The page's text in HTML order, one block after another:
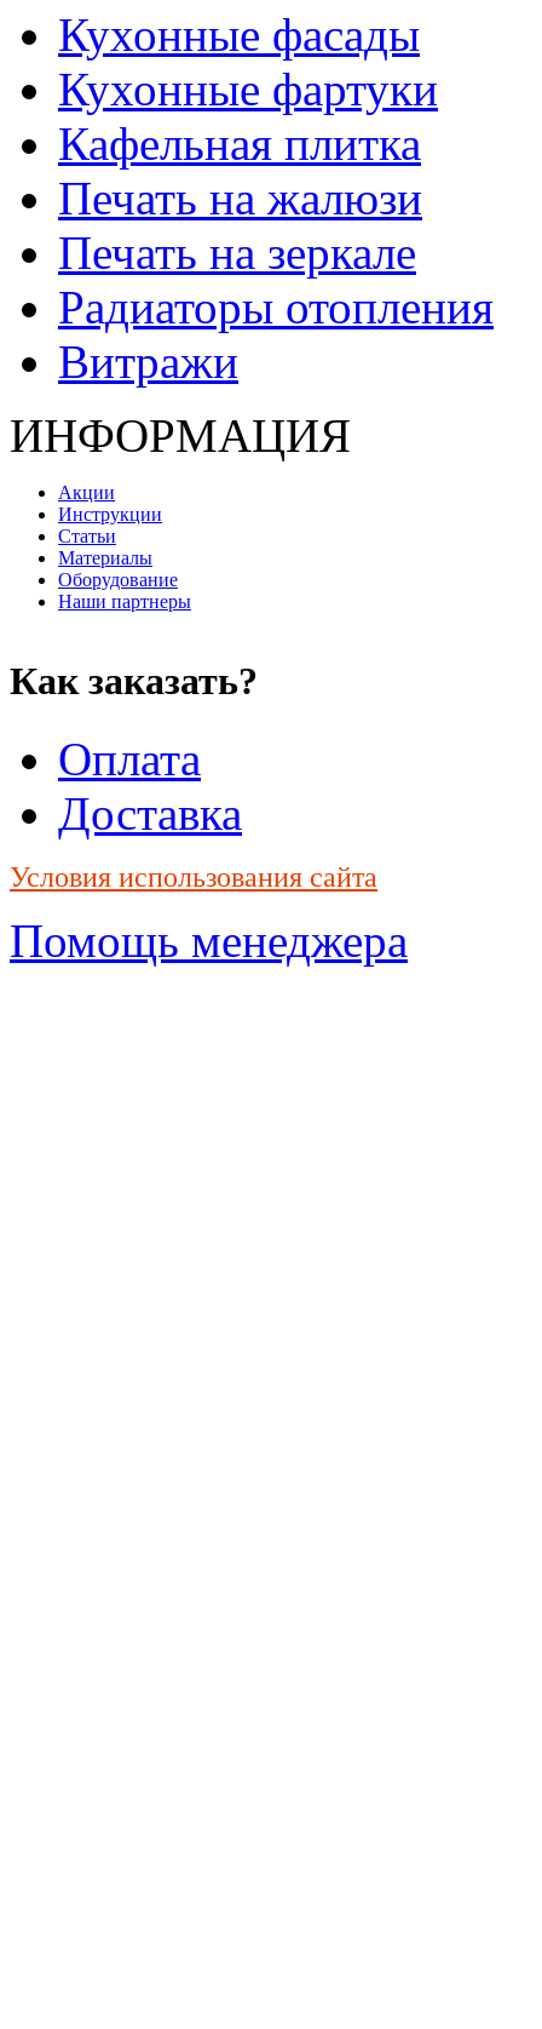
Кухонные фасады
Кухонные фартуки
Кафельная плитка
Печать на жалюзи
Печать на зеркале
Радиаторы отопления
Витражи
ИНФОРМАЦИЯ
Акции
Инструкции
Статьи
Материалы
Оборудование
Наши партнеры
Как заказать?
Оплата
Доставка
Условия использования сайта
Помощь менеджера